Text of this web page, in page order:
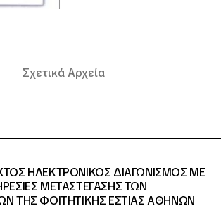
Σχετικά Αρχεία
ΗΛΕΚΤΡΟΝΙΚΟΣ ΔΙΑΓΩΝΙΣΜΟΣ ΜΕ
METAΣΤΕΓΑΣΗΣ ΤΩΝ
ΤΗΣ ΦΟΙΤΗΤΙΚΗΣ ΕΣΤΙΑΣ ΑΘΗΝΩΝ